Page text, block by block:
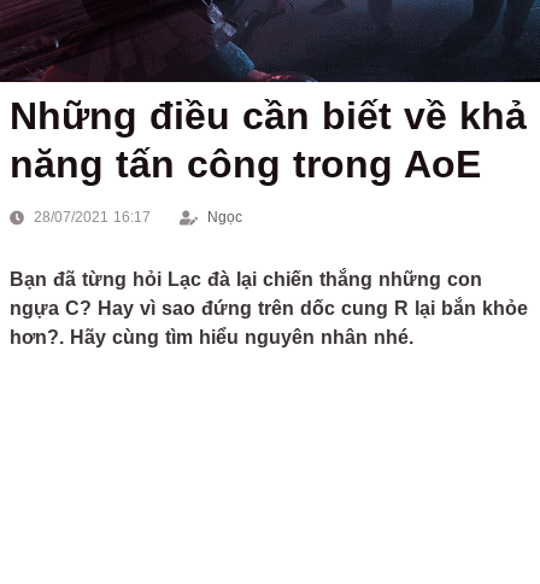
Những điều cần biết về khả
năng tấn công trong AoE
28/07/2021 16:17 Ngọc
Bạn đã từng hỏi Lạc đà lại chiến thắng những con
ngựa C? Hay vì sao đứng trên dốc cung R lại bắn khỏe
hơn?. Hãy cùng tìm hiểu nguyên nhân nhé.